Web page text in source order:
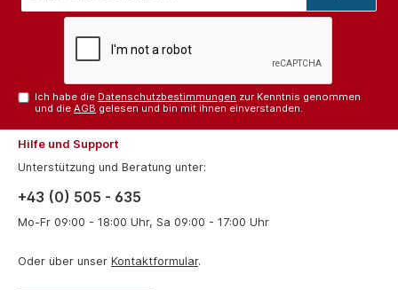
Ich habe die Datenschutzbestimmungen zur Kenntnis genommen
und dieAGB gelesen und bin mit ihnen einverstanden.
Hilfe und Support
Unterstützung und Beratung unter:
+43 (0) 505 - 635
Mo-Fr 09:00 - 18:00 Uhr, Sa 09:00 - 17:00 Uhr
Oder über unser Kontaktformular.